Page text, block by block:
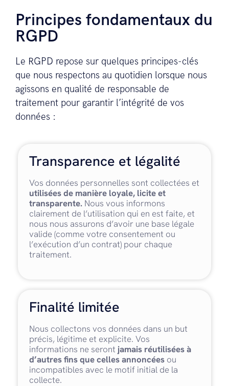
Principes fondamentaux du
RGPD
Le RGPD repose sur quelques principes-clés
que nous respectons au quotidien lorsque nous
agissons en qualité de responsable de
traitement pour garantir l’intégrité de vos
données :
Transparence et légalité
Vos données personnelles sont collectées et
utilisées de manière loyale, licite et
transparente. Nous vous informons
clairement de l’utilisation qui en est faite, et
nous nous assurons d’avoir une base légale
valide (comme votre consentement ou
l’exécution d’un contrat) pour chaque
traitement.
Finalité limitée
Nous collectons vos données dans un but
précis, légitime et explicite. Vos
informations ne seront jamais réutilisées à
d’autres fins que celles annoncées ou
incompatibles avec le motif initial de la
collecte.